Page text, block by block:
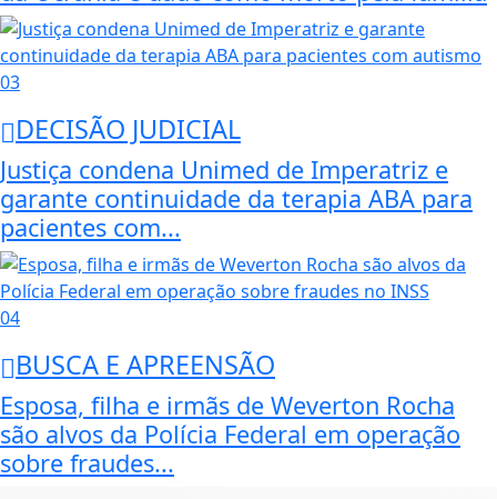
03
DECISÃO JUDICIAL
Justiça condena Unimed de Imperatriz e
garante continuidade da terapia ABA para
pacientes com...
04
BUSCA E APREENSÃO
Esposa, filha e irmãs de Weverton Rocha
são alvos da Polícia Federal em operação
sobre fraudes...